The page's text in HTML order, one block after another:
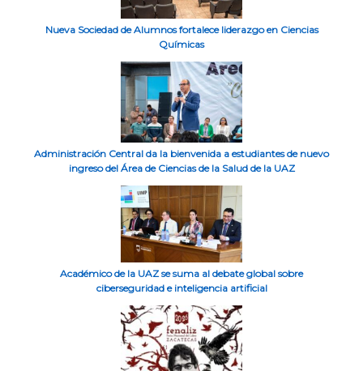
Nueva Sociedad de Alumnos fortalece liderazgo en Ciencias
Químicas
Administración Central da la bienvenida a estudiantes de nuevo
ingreso del Área de Ciencias de la Salud de la UAZ
Académico de la UAZ se suma al debate global sobre
ciberseguridad e inteligencia artificial